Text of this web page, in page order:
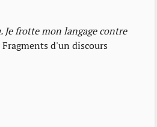
Je frotte mon langage contre
d'un discours